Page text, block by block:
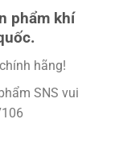
phẩm khí
hãng!
SNS vui